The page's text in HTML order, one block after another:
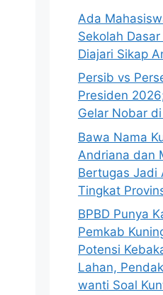
Ada
Sekolah
Diajari Sikap
Persib vs
Presiden
Gelar Nobar
Bawa Nama
Andriana dan
Bertugas Jadi
Tingkat
BPBD Punya
Pemkab
Potensi
Lahan,
wanti Soal